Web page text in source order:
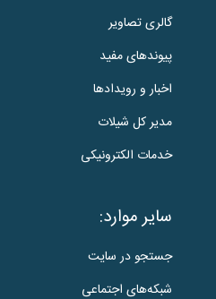
گالری تصاویر
پیوندهای مفید
اخبار و رویدادها
مدیر کل شیلات
خدمات الکترونیکی
سایر موارد:
جستجو در سایت
شبکه‌های اجتماعی